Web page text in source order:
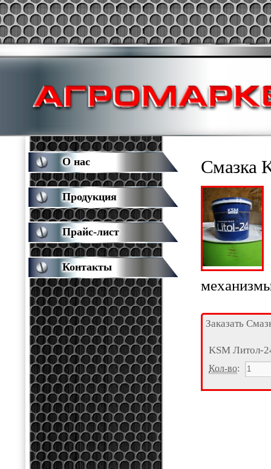
Смазка
Заказать
KSM Литол-
Кол-во:
О нас
Продукция
Прайс-лист
Контакты